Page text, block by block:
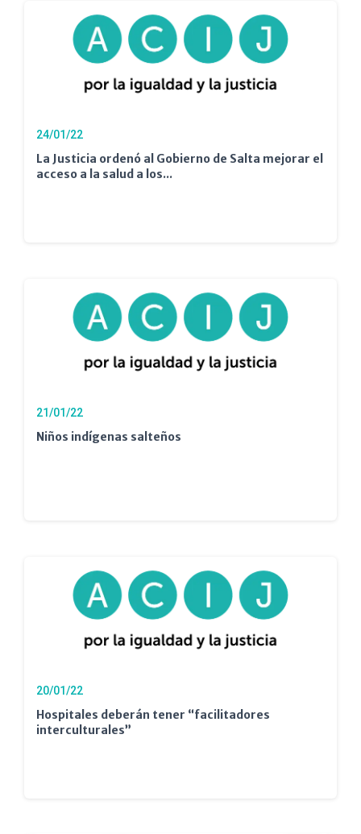
24/01/22
La Justicia ordenó al Gobierno de Salta mejorar el
acceso a la salud a los...
21/01/22
Niños indígenas salteños
20/01/22
Hospitales deberán tener “facilitadores
interculturales”